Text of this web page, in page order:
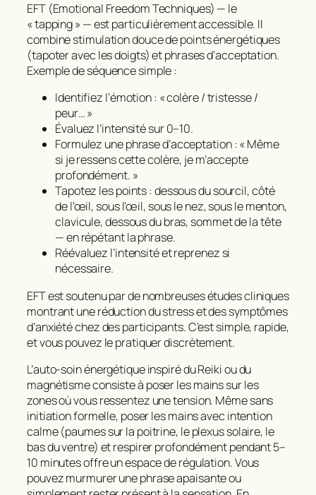
EFT (Emotional Freedom Techniques) — le
« tapping » — est particulièrement accessible. Il
combine stimulation douce de points énergétiques
(tapoter avec les doigts) et phrases d’acceptation.
Exemple de séquence simple :
Identifiez l’émotion : « colère / tristesse /
peur… »
Évaluez l’intensité sur 0–10.
Formulez une phrase d’acceptation : « Même
si je ressens cette colère, je m’accepte
profondément. »
Tapotez les points : dessous du sourcil, côté
de l’œil, sous l’œil, sous le nez, sous le menton,
clavicule, dessous du bras, sommet de la tête
— en répétant la phrase.
Réévaluez l’intensité et reprenez si
nécessaire.
EFT est soutenu par de nombreuses études cliniques
montrant une réduction du stress et des symptômes
d’anxiété chez des participants. C’est simple, rapide,
et vous pouvez le pratiquer discrètement.
L’auto-soin énergétique inspiré du Reiki ou du
magnétisme consiste à poser les mains sur les
zones où vous ressentez une tension. Même sans
initiation formelle, poser les mains avec intention
calme (paumes sur la poitrine, le plexus solaire, le
bas du ventre) et respirer profondément pendant 5–
10 minutes offre un espace de régulation. Vous
pouvez murmurer une phrase apaisante ou